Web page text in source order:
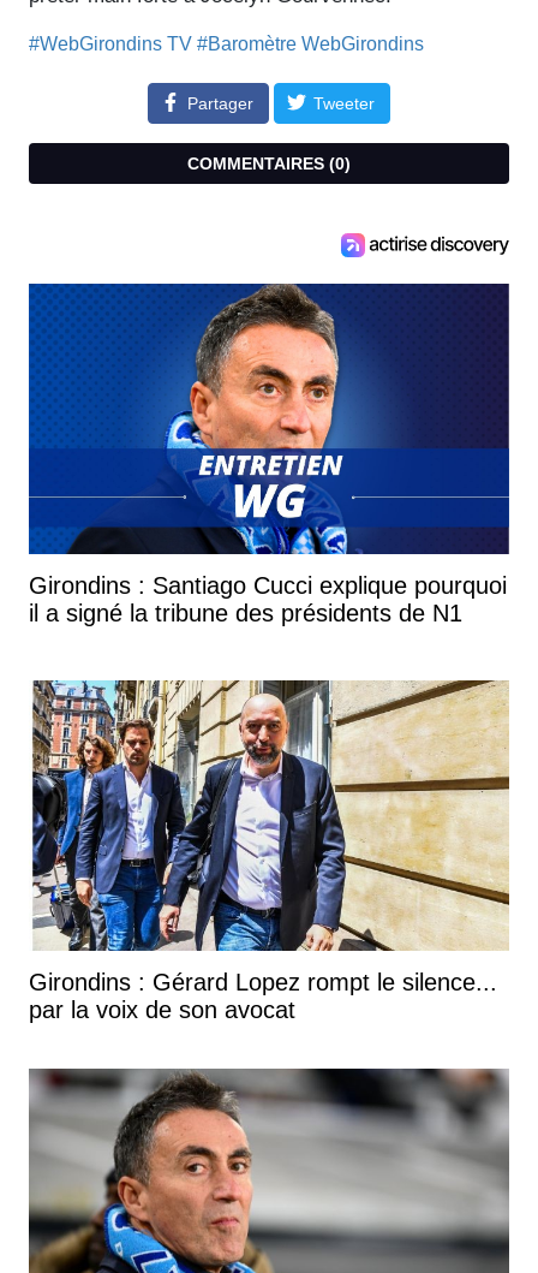
#WebGirondins TV #Baromètre WebGirondins
Partager Tweeter
COMMENTAIRES (0)
Girondins : Santiago Cucci explique pourquoi
il a signé la tribune des présidents de N1
Girondins : Gérard Lopez rompt le silence...
par la voix de son avocat